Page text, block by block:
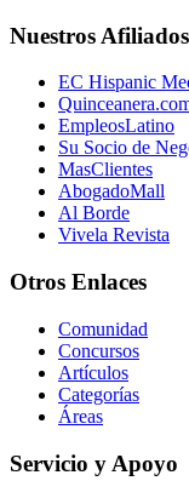
Nuestros Afiliados
EC Hispanic
EmpleosLatino
Su Socio de
MasClientes
AbogadoMall
Al Borde
Vivela Revista
Otros Enlaces
Comunidad
Concursos
Artículos
Categorías
Áreas
Servicio y Apoyo